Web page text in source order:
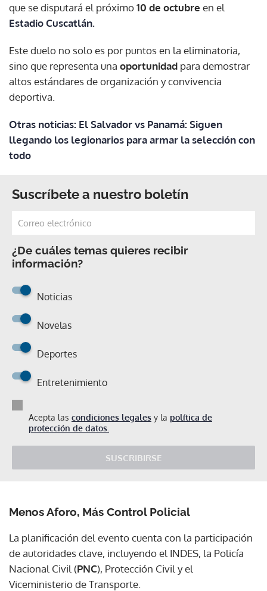
que se disputará el próximo10 de octubre en el
Estadio Cuscatlán.
Este duelo no solo es por puntos en la eliminatoria,
sino que representa una oportunidad para demostrar
altos estándares de organización y convivencia
deportiva.
Otras noticias: El Salvador vs Panamá: Siguen
llegando los legionarios para armar la selección con
todo
Suscríbete a nuestro boletín
¿De cuáles temas quieres recibir
información?
Noticias
Novelas
Deportes
Entretenimiento
Acepta las condiciones legales y la política de
protección de datos.
SUSCRIBIRSE
Menos Aforo, Más Control Policial
La planificación del evento cuenta con la participación
de autoridades clave, incluyendo el INDES, la Policía
Nacional Civil (PNC), Protección Civil y el
Viceministerio de Transporte.